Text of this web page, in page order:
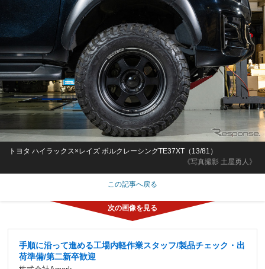
《写真撮影 土屋勇人》
トヨタ ハイラックス×レイズ ボルクレーシングTE37XT（13/81）
この記事へ戻る
手順に沿って進める工場内軽作業スタッフ/製品チェック・出
荷準備/第二新卒歓迎